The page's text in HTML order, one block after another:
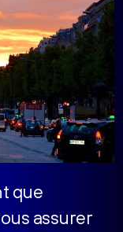
que
assurer